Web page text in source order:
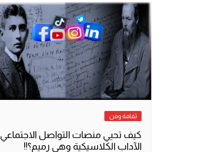
ثقافة وفن
كيف تحيي منصات التواصل الاجتماعي
الآداب الكلاسيكية وهي رميم؟!!